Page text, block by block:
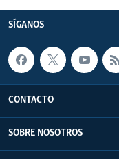
SÍGANOS
CONTACTO
SOBRE NOSOTROS